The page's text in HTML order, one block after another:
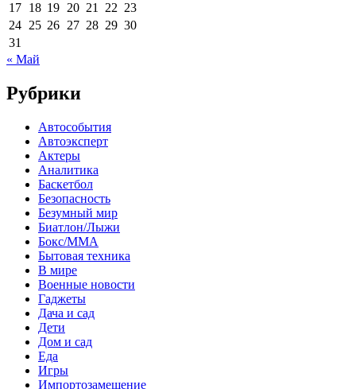
17 18 19 20 21 22 23
24 25 26 27 28 29 30
31
« Май
Рубрики
Автособытия
Автоэксперт
Актеры
Аналитика
Баскетбол
Безопасность
Безумный мир
Биатлон/Лыжи
Бокс/MMA
Бытовая техника
В мире
Военные новости
Гаджеты
Дача и сад
Дети
Дом и сад
Еда
Игры
Импортозамещение